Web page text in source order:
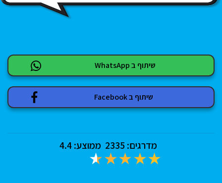
שיתוף ב WhatsApp
שיתוף ב Facebook
מדרגים: 2335 ממוצע:4.4